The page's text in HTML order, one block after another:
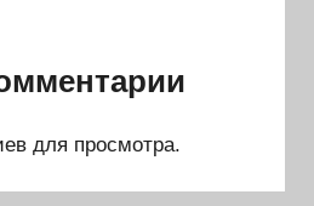
для просмотра.